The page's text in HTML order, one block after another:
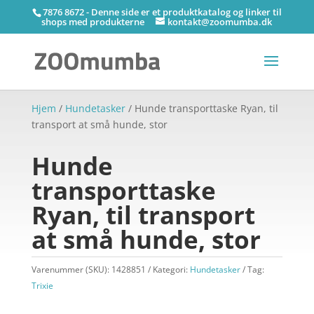
7876 8672 - Denne side er et produktkatalog og linker til
shops med produkterne kontakt@zoomumba.dk
Hjem / Hundetasker/ Hunde transporttaske Ryan, til
transport at små hunde, stor
Hunde
transporttaske
Ryan, til transport
at små hunde, stor
Varenummer (SKU): 1428851 Kategori: Hundetasker
Tag:
Trixie